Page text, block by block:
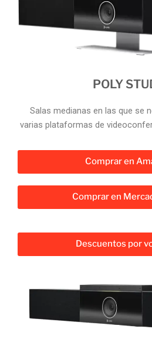
POLY
Salas medianas en las que se
varias plataformas de
Comprar en
Comprar en
Descuentos por